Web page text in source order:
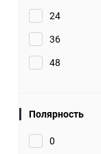
24
36
48
Полярность
0